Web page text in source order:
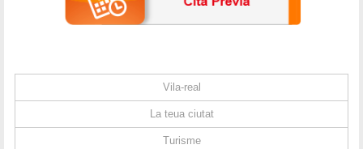
Vila-real
La teua ciutat
Turisme